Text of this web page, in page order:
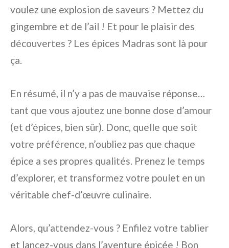
voulez une explosion de saveurs ? Mettez du
gingembre et de l’ail ! Et pour le plaisir des
découvertes ? Les épices Madras sont là pour
ça.
En résumé, il n’y a pas de mauvaise réponse…
tant que vous ajoutez une bonne dose d’amour
(et d’épices, bien sûr). Donc, quelle que soit
votre préférence, n’oubliez pas que chaque
épice a ses propres qualités. Prenez le temps
d’explorer, et transformez votre poulet en un
véritable chef-d’œuvre culinaire.
Alors, qu’attendez-vous ? Enfilez votre tablier
et lancez-vous dans l’aventure épicée ! Bon